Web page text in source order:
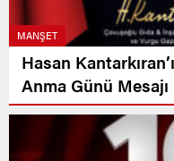
MANŞET
Hasan
Anma Günü Mesajı